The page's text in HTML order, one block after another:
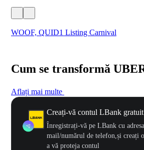
WOOF, QUID1 Listing Carnival
Cum se transformă
Aflați mai multe
Creați-vă contul LBank gratuit
Înregistrați-vă pe LBank cu
mail/numărul de telefon,și creați
a vă proteja contul